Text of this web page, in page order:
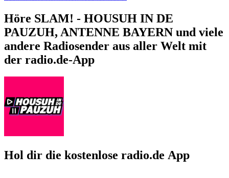
Höre SLAM! - HOUSUH IN DE
PAUZUH, ANTENNE BAYERN und viele
andere Radiosender aus aller Welt mit
der radio.de-App
Hol dir die kostenlose radio.de App